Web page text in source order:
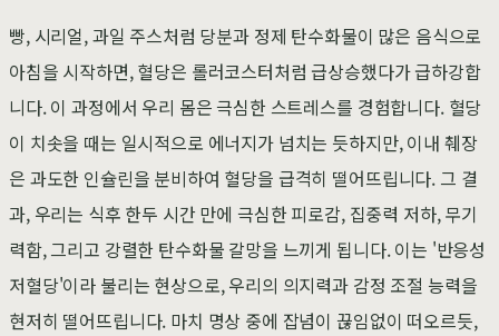
빵, 시리얼, 과일 주스처럼 당분과 정제 탄수화물이 많은 음식으로
아침을 시작하면, 혈당은 롤러코스터처럼 급상승했다가 급하강합
니다. 이 과정에서 우리 몸은 극심한 스트레스를 경험합니다. 혈당
이 치솟을 때는 일시적으로 에너지가 넘치는 듯하지만, 이내 췌장
은 과도한 인슐린을 분비하여 혈당을 급격히 떨어뜨립니다. 그 결
과, 우리는 식후 한두 시간 만에 극심한 피로감, 집중력 저하, 무기
력함, 그리고 강렬한 탄수화물 갈망을 느끼게 됩니다. 이는 '반응성
저혈당'이라 불리는 현상으로, 우리의 의지력과 감정 조절 능력을
현저히 떨어뜨립니다. 마치 명상 중에 잡념이 끊임없이 떠오르듯,